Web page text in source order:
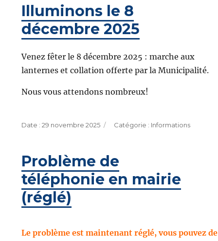
Illuminons le 8
décembre 2025
Venez fêter le 8 décembre 2025 : marche aux
lanternes et collation offerte par la Municipalité.
Nous vous attendons nombreux!
Publié
29 novembre 2025 Catégories
Informations
Problème de
téléphonie en mairie
(réglé)
Le problème est maintenant réglé, vous pouvez de